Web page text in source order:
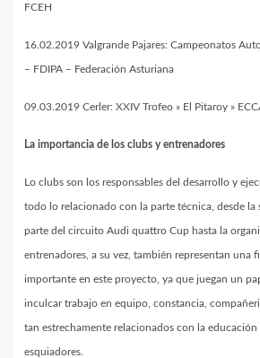
FCEH
16.02.2019 Valgrande Pajares: Campeonatos
– FDIPA – Federación Asturiana
09.03.2019 Cerler: XXIV Trofeo » El Pitaroy »
La importancia de los clubs y entrenadores
Lo clubs son los responsables del desarrollo y
todo lo relacionado con la parte técnica, desde
parte del circuito Audi quattro Cup hasta la
entrenadores, a su vez, también representan una
importante en este proyecto, ya que juegan un
inculcar trabajo en equipo, constancia,
tan estrechamente relacionados con la
esquiadores.